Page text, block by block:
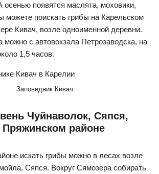
осенью появятся маслята, моховики,
можете поискать грибы на Карельском
Кивач, возле одноименной деревни.
можно с автовокзала Петрозаводска, на
1,5 часов.
Заповедник Кивач
Чуйнаволок, Сяпся,
районе
искать грибы можно в лесах возле
Сяпся. Вокруг Сямозера собирать